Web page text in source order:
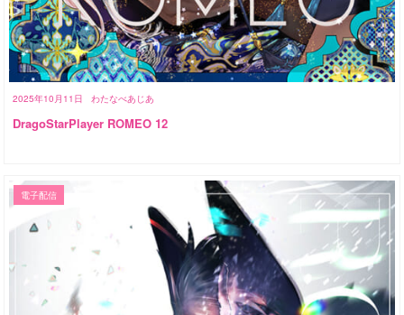
2025年10月11日 わたなべあじあ
DragoStarPlayer ROMEO 12
電子配信